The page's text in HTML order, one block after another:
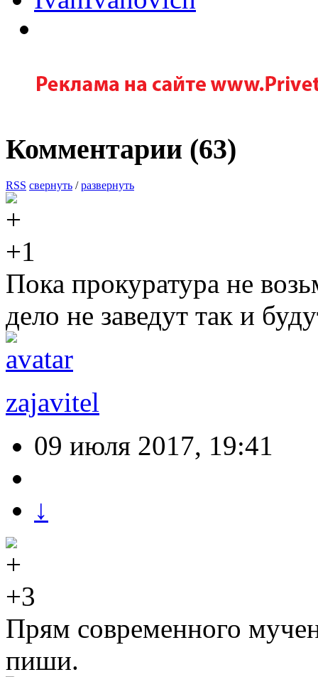
Комментарии (63)
RSS свернуть /развернуть
+1
Пока прокуратура не
дело не заведут так и
zajavitel
09 июля 2017, 19:41
↓
+3
Прям современного
пиши.